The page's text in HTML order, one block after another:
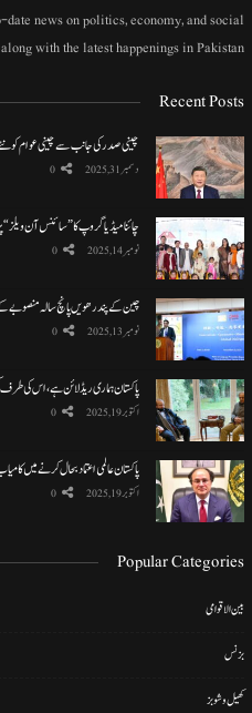
news on politics, economy, and social
with the latest happenings in Pakistan.
Recent Posts
چینی صدر کی جانب سے چینی عوام کو
دسمبر 31, 2025 0
چائنا میڈیا گروپ کا ”سائنس آن
نومبر 14, 2025 0
چین کے پندرھویں پانچ سالہ منصوبے
نومبر 13, 2025 0
پاکستان ہماری ریڈ لائن ہے، اس کی طرف
اکتوبر 19, 2025 0
پاکستان عالمی اعتماد بحال کرنے میں
اکتوبر 19, 2025 0
Popular Categories
بین الاقوامی
بزنس
کھیل و شوبز